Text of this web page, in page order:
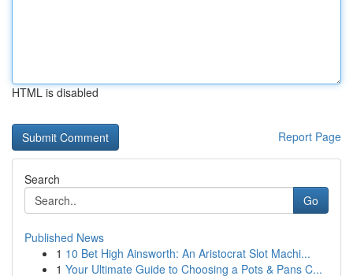
HTML is disabled
Report Page
Search
Go
Published News
1 10 Bet High Ainsworth: An Aristocrat Slot Machi...
1 Your Ultimate Guide to Choosing a Pots & Pans C...